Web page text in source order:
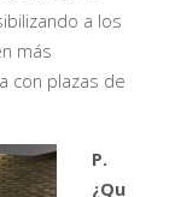
a los
más
con plazas de
P.
¿Qu